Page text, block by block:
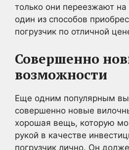
только они переезжают
один из способов
погрузчик по отличной
Совершенно
возможности
Еще одним популярным
совершенно новые
хорошая вещь, которую
рукой в качестве
погрузчик лично. Он